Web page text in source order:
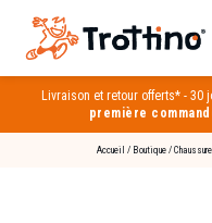
Livraison et retour offerts* -30
première
Accueil / Boutique /